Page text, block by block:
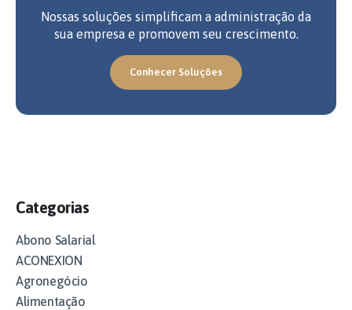
Nossas soluções simplificam a administração da
sua empresa e promovem seu crescimento.
Conhecer Soluções
Categorias
Abono Salarial
ACONEXION
Agronegócio
Alimentação